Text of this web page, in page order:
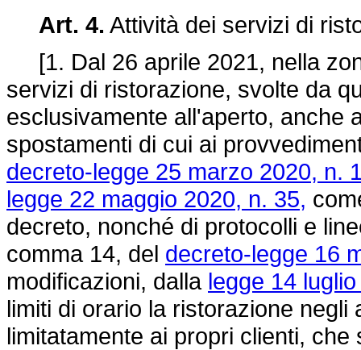
Art. 4. Attività dei servizi di
[1. Dal 26 aprile 2021, nella
servizi di ristorazione, svolte da
esclusivamente all'aperto, anche
spostamenti di cui ai
decreto-legge 25 marzo 2020, n.
legge 22 maggio 2020, n. 35,
decreto, nonché di protocolli e
comma 14, del decreto-legge 16
modificazioni, dalla legge 14
limiti di orario la ristorazione
limitatamente ai propri clienti,